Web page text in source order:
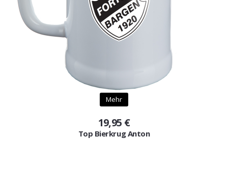
Mehr
19,95 €
Top Bierkrug Anton